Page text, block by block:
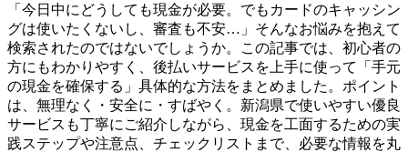
「今日中にどうしても現金が必要。でもカードのキャッシン
グは使いたくないし、審査も不安…」そんなお悩みを抱えて
検索されたのではないでしょうか。この記事では、初心者の
方にもわかりやすく、後払いサービスを上手に使って「手元
の現金を確保する」具体的な方法をまとめました。ポイント
は、無理なく・安全に・すばやく。新潟県で使いやすい優良
サービスも丁寧にご紹介しながら、現金を工面するための実
践ステップや注意点、チェックリストまで、必要な情報を丸